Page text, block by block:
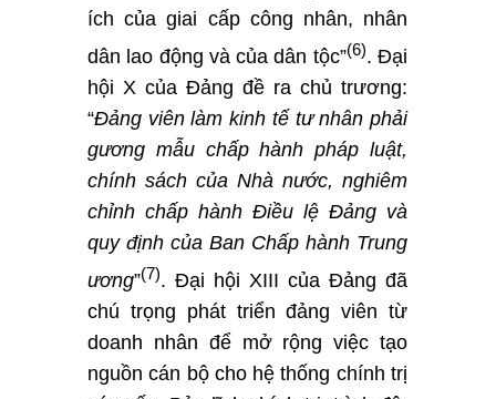
ích của giai cấp công nhân, nhân
dân lao động và của dân tộc”(6). Đại
hội X của Đảng đề ra chủ trương:
“Đảng viên làm kinh tế tư nhân phải
gương mẫu chấp hành pháp luật,
chính sách của Nhà nước, nghiêm
chỉnh chấp hành Ðiều lệ Ðảng và
quy định của Ban Chấp hành Trung
ương”(7). Đại hội XIII của Đảng đã
chú trọng phát triển đảng viên từ
doanh nhân để mở rộng việc tạo
nguồn cán bộ cho hệ thống chính trị